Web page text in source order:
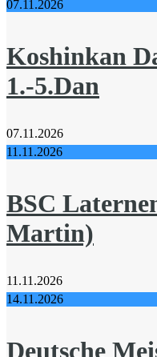
07.11.2026
Koshinkan
1.-5.Dan
07.11.2026
11.11.2026
BSC
Martin)
11.11.2026
14.11.2026
Deutsche